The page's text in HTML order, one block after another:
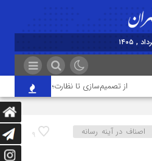
از تصمیم‌سازی تا نظارت؛ اصناف نقش
9
اصناف در آینه رسانه